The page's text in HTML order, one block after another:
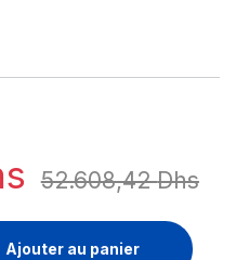
52.608,42Dhs
Advantage - Term
Ajouter au panier